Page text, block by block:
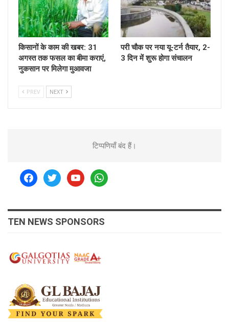
किसानों के काम की खबर: 31
अगस्त तक फसल का बीमा कराएं,
नुकसान पर मिलेगा मुआवजा
परी चौक पर नया यू-टर्न तैयार, 2-
3 दिन में शुरू होगा संचालन
PREV NEXT
टिप्पणियाँ बंद हैं।
facebooktwitteryoutubewhatsapp
TEN NEWS SPONSORS